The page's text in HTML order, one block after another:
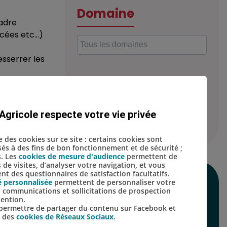
etc…)
les
Domaine
SUIVEZ-NOUS SUR
LES RÉSEAUX
SOCIAUX
respecte votre vie privée
des cookies sur ce site : certains cookies sont
à des fins de bon fonctionnement et de sécurité ;
Les cookies de mesure d'audience permettent de
visites, d’analyser votre navigation, et vous
des questionnaires de satisfaction facultatifs.
personnalisée permettent de personnaliser votre
communications et sollicitations de prospection
de partager du contenu sur Facebook et
cookies de Réseaux Sociaux.